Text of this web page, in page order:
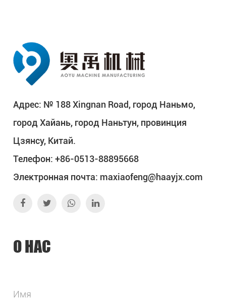
Адрес: № 188 Xingnan Road, город Наньмо,
город Хайань, город Наньтун, провинция
Цзянсу, Китай.
Телефон: +86-0513-88895668
Электронная почта: maxiaofeng@haayjx.com
О НАС